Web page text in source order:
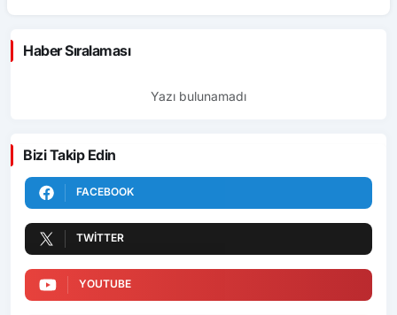
Haber Sıralaması
Yazı bulunamadı
Bizi Takip Edin
FACEBOOK
TWITTER
YOUTUBE